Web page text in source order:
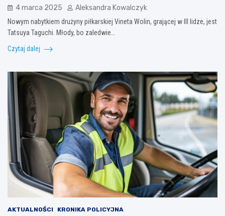
4 marca 2025 Aleksandra Kowalczyk
Nowym nabytkiem drużyny piłkarskiej Vineta Wolin, grającej w III lidze, jest
Tatsuya Taguchi. Młody, bo zaledwie…
Czytaj dalej
AKTUALNOŚCI KRONIKA POLICYJNA